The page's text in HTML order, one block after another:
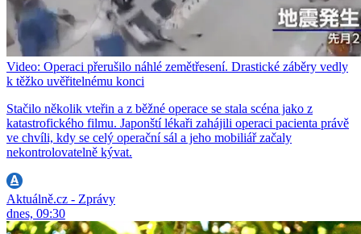
Video: Operaci přerušilo náhlé zemětřesení. Drastické záběry vedly
k těžko uvěřitelnému konci
Stačilo několik vteřin a z běžné operace se stala scéna jako z
katastrofického filmu. Japonští lékaři zahájili operaci pacienta právě
ve chvíli, kdy se celý operační sál a jeho mobiliář začaly
nekontrolovatelně kývat.
Aktuálně.cz - Zprávy
dnes, 09:30